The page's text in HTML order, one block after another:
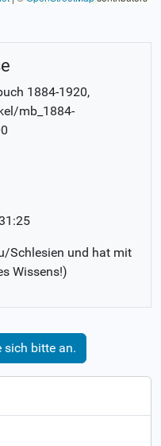
1884-1920,
mb_1884-
Schlesien und hat mit
Wissens!)
sich bitte an.